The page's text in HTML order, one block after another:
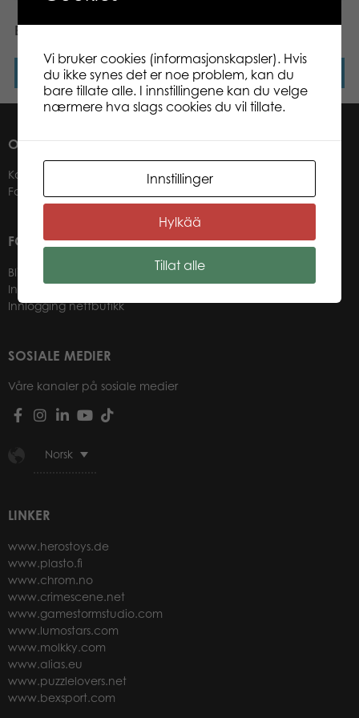
Barnetusj 20 tynne penol
Les mer Les mer
OM OSS
Kontakter
Forhandlere
FOR VÅRE KUNDER
Bli forhandler
Informasjon for forhandlere
Innlogging nettbutikk
SOSIALE MEDIER
Våre kanaler på sosiale medier
Norsk
LINKER
www.herostoys.de
www.plasto.fi
www.chrom.no
www.crimescene.net
www.gamestormstudio.com
www.lumostars.com
www.molkky.com
www.alias.eu
www.puzzlelovers.net
www.bexsport.com
Vi bruker cookies (informasjonskapsler). Hvis
du ikke synes det er noe problem, kan du
bare tillate alle. I innstillingene kan du velge
nærmere hva slags cookies du vil tillate.
Innstillinger
Hylkää
Tillat alle